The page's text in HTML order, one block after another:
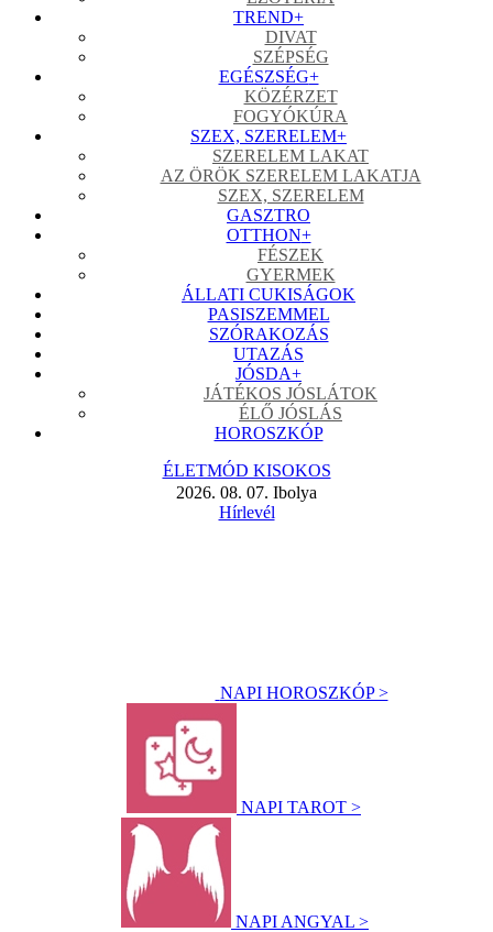
TREND+
DIVAT
SZÉPSÉG
EGÉSZSÉG+
KÖZÉRZET
FOGYÓKÚRA
SZEX, SZERELEM+
SZERELEM LAKAT
AZ ÖRÖK SZERELEM LAKATJA
SZEX, SZERELEM
GASZTRO
OTTHON+
FÉSZEK
GYERMEK
ÁLLATI CUKISÁGOK
PASISZEMMEL
SZÓRAKOZÁS
UTAZÁS
JÓSDA+
JÁTÉKOS JÓSLÁTOK
ÉLŐ JÓSLÁS
HOROSZKÓP
ÉLETMÓD KISOKOS
2026. 08. 07. Ibolya
Hírlevél
NAPI HOROSZKÓP >
NAPI TAROT >
NAPI ANGYAL >